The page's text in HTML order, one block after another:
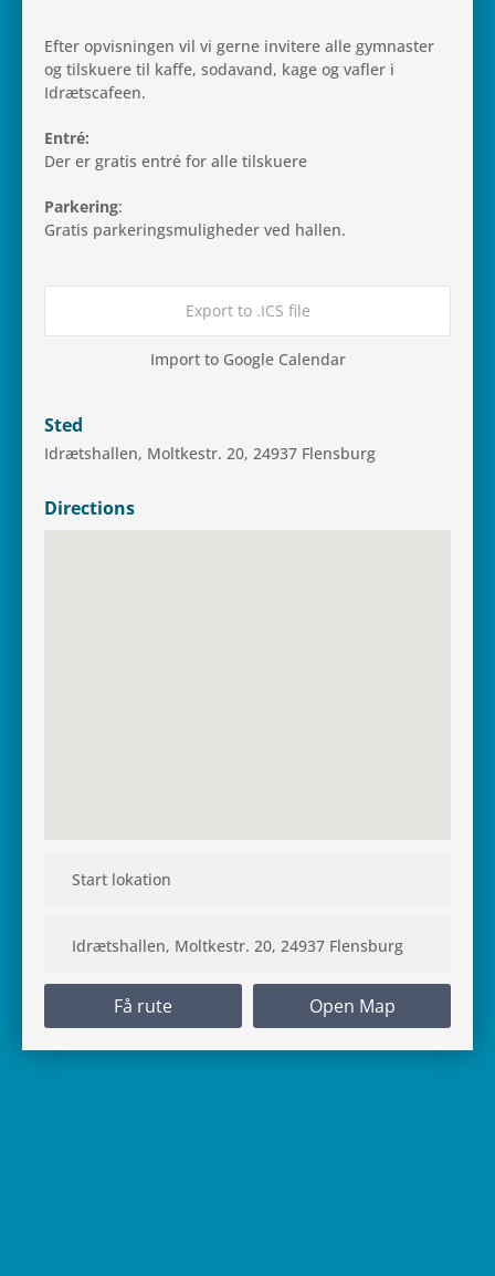
Efter opvis­nin­gen vil vi gerne invi­tere alle gym­na­ster
og til­sku­ere til kaffe, soda­vand, kage og vafler i
Idrætscafeen.
Entré:
Der er gratis entré for alle tilskuere
Par­ke­ring:
Gratis par­ke­rings­mu­lig­he­der ved hallen.
Export to .ICS file
Import to Google Calendar
Sted
Idræts­hal­len, Molt­ke­str. 20, 24937 Flensburg
Directions
Få rute Open Map